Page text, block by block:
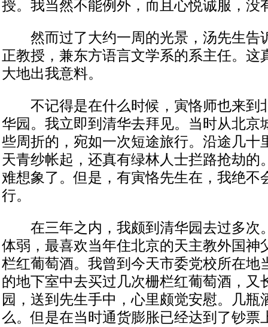
授。我当然不能例外，而且心悦诚服，没
然而过了大约一周的光景，汤先生告
正教授，兼东方语言文学系的系主任。这
大地出我意料。
不记得是在什么时候，寅恪师也来到
华园。我立即到清华去拜见。当时从北京
些周折的，宛如一次短途旅行。沿途几十
天青纱帐起，还真有绿林人士拦路抢劫的
难想象了。但是，有寅恪先生在，我绝不
行。
在三年之内，我颇到清华园去过多次
体弱，最喜欢当年住北京的天主教外国神
栏红葡萄酒。我曾到今天市委党校所在地
的地下室中去买过几次栅栏红葡萄酒，又
园，送到先生手中，心里颇觉安慰。几瓶
么。但是在当时通货膨胀已经达到了钞票